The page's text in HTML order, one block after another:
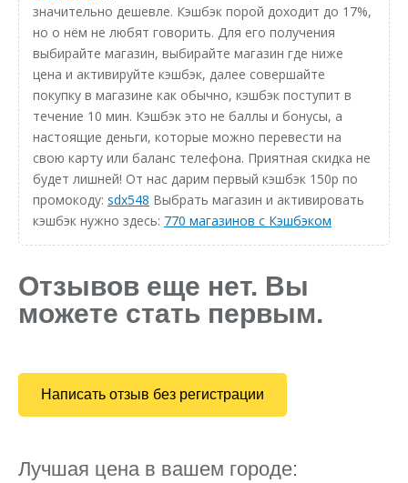
значительно дешевле. Кэшбэк порой доходит до 17%,
но о нём не любят говорить. Для его получения
выбирайте магазин, выбирайте магазин где ниже
цена и активируйте кэшбэк, далее совершайте
покупку в магазине как обычно, кэшбэк поступит в
течение 10 мин. Кэшбэк это не баллы и бонусы, а
настоящие деньги, которые можно перевести на
свою карту или баланс телефона. Приятная скидка не
будет лишней! От нас дарим первый кэшбэк 150р по
промокоду: sdx548 Выбрать магазин и активировать
кэшбэк нужно здесь: 770 магазинов с Кэшбэком
Отзывов еще нет. Вы
можете стать первым.
Написать отзыв без регистрации
Лучшая цена в вашем городе: